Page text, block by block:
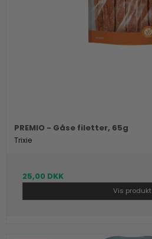
PREMIO - Gåse filetter, 65g
Trixie
25,00 DKK
Vis produkt